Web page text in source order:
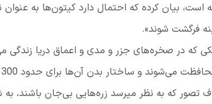
بیان کرده که احتمال دارد کیتون‌ها به عنوان
فرگشت شوند».
که در صخره‌های جزر و مدی و اعماق دریا
تصور که به نظر میرسد زره‌هایی بی‌جان باشند،